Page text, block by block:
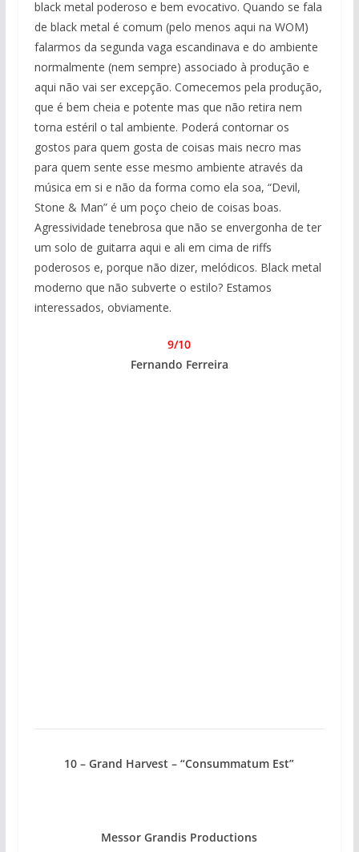
black metal poderoso e bem evocativo. Quando se fala
de black metal é comum (pelo menos aqui na WOM)
falarmos da segunda vaga escandinava e do ambiente
normalmente (nem sempre) associado à produção e
aqui não vai ser excepção. Comecemos pela produção,
que é bem cheia e potente mas que não retira nem
torna estéril o tal ambiente. Poderá contornar os
gostos para quem gosta de coisas mais necro mas
para quem sente esse mesmo ambiente através da
música em si e não da forma como ela soa, “Devil,
Stone & Man” é um poço cheio de coisas boas.
Agressividade tenebrosa que não se envergonha de ter
um solo de guitarra aqui e ali em cima de riffs
poderosos e, porque não dizer, melódicos. Black metal
moderno que não subverte o estilo? Estamos
interessados, obviamente.
9/10
Fernando Ferreira
10 – Grand Harvest – “Consummatum Est”
Messor Grandis Productions